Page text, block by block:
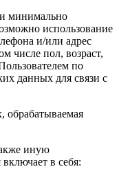
минимально
использование
и/или адрес
числе пол, возраст,
по
данных для связи с
обрабатываемая
иную
в себя: